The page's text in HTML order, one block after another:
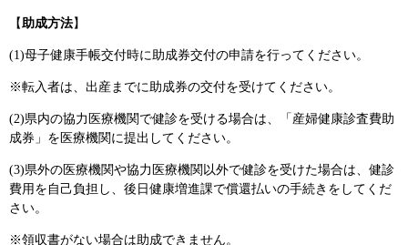
【 助成方法】
(1)母子健康手帳交付時に助成券交付の申請を行ってください。
※転入者は、出産までに助成券の交付を受けてください。
(2)県内の協力医療機関で健診を受ける場合は、「産婦健康診査費助
成券」を医療機関に提出してください。
(3)県外の医療機関や協力医療機関以外で健診を受けた場合は、健診
費用を自己負担し、後日健康増進課で償還払いの手続きをしてくだ
さい。
※領収書がない場合は助成できません。